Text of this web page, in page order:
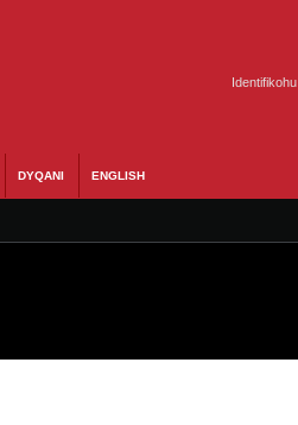
Identifikohu
DYQANI ENGLISH